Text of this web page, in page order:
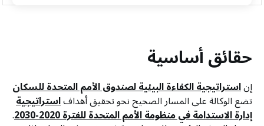
حقائق أساسية
إناستراتيجية الكفاءة البيئية لصندوق الأمم المتحدة للسكان
تضع الوكالة على المسار الصحيح نحو تحقيق أهدافاستراتيجية
إدارة الاستدامة في منظومة الأمم المتحدة للفترة 2020-2030 .